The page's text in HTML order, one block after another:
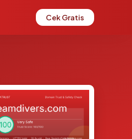
Cek Gratis